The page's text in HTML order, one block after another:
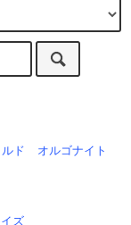
ド オルゴナイト
ズ